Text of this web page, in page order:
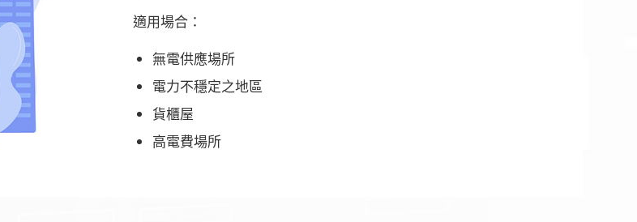
適用場合：
無電供應場所
電力不穩定之地區
貨櫃屋
高電費場所